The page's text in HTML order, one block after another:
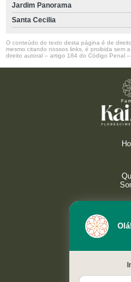
Jardim Panorama
Santa Cecilia
O conteúdo do texto desta página é de
mesmo citando nossos links, é proibida sem
direito autoral – artigo 184 do Código Penal –